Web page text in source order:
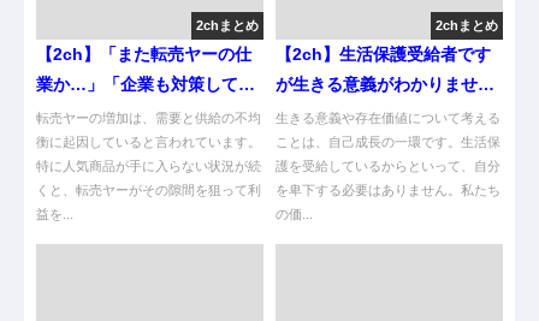
2chまとめ
【2ch】「また転売ヤーの仕
業か…」「企業も対策して
よ」日に日にヘイトが集ま
る“転売ヤー”は、なぜ日本で
爆増したのか？ ★2 [ぐれ★]
転売ヤーの増加は、需要と供給の不均
衡に起因していると言われています。
特に人気商品が手に入らない状況が続
くと、転売ヤーがその隙間を狙って利
益を...
2chまとめ
【2ch】生活保護受給者です
が生きる意義がわかりません
僕の日本への存在価値ってあ
りますか？😭
生きる意義や存在価値について考える
ことは、自己成長の一環です。生活保
護を受給しているからといって、自分
を卑下する必要はありません。私たち
の価...